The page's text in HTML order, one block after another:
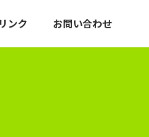
リンク お問い合わせ